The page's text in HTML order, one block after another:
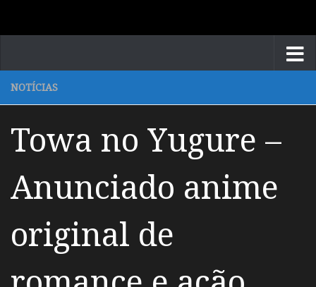
NOTÍCIAS
Towa no Yugure –
Anunciado anime
original de